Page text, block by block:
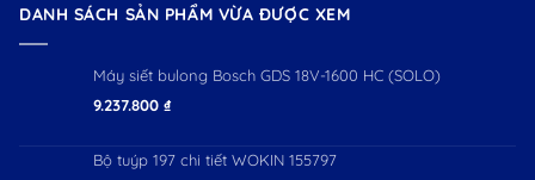
DANH SÁCH SẢN PHẨM VỪA ĐƯỢC XEM
Máy siết bulong Bosch GDS 18V-1600 HC (SOLO)
9.237.800 ₫
Bộ tuýp 197 chi tiết WOKIN 155797